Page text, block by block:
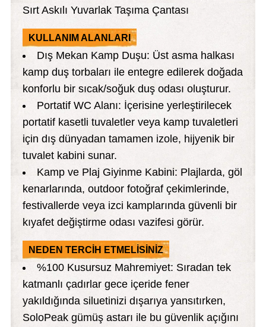
Sırt Askılı Yuvarlak Taşıma Çantası
KULLANIM ALANLARI
Dış Mekan Kamp Duşu: Üst asma halkası
kamp duş torbaları ile entegre edilerek doğada
konforlu bir sıcak/soğuk duş odası oluşturur.
Portatif WC Alanı: İçerisine yerleştirilecek
portatif kasetli tuvaletler veya kamp tuvaletleri
için dış dünyadan tamamen izole, hijyenik bir
tuvalet kabini sunar.
Kamp ve Plaj Giyinme Kabini: Plajlarda, göl
kenarlarında, outdoor fotoğraf çekimlerinde,
festivallerde veya izci kamplarında güvenli bir
kıyafet değiştirme odası vazifesi görür.
NEDEN TERCİH ETMELİSİNİZ
%100 Kusursuz Mahremiyet: Sıradan tek
katmanlı çadırlar gece içeride fener
yakıldığında siluetinizi dışarıya yansıtırken,
SoloPeak gümüş astarı ile bu güvenlik açığını